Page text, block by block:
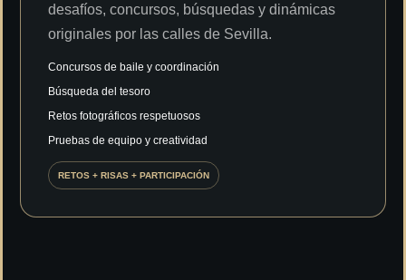
desafíos, concursos, búsquedas y dinámicas
originales por las calles de Sevilla.
Concursos de baile y coordinación
Búsqueda del tesoro
Retos fotográficos respetuosos
Pruebas de equipo y creatividad
RETOS + RISAS + PARTICIPACIÓN